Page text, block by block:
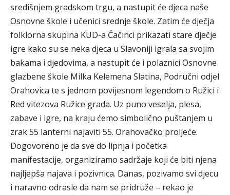
središnjem gradskom trgu, a nastupit će djeca naše
Osnovne škole i učenici srednje škole. Zatim će dječja
folklorna skupina KUD-a Čačinci prikazati stare dječje
igre kako su se neka djeca u Slavoniji igrala sa svojim
bakama i djedovima, a nastupit će i polaznici Osnovne
glazbene škole Milka Kelemena Slatina, Područni odjel
Orahovica te s jednom povijesnom legendom o Ružici i
Red vitezova Ružice grada. Uz puno veselja, plesa,
zabave i igre, na kraju ćemo simbolično puštanjem u
zrak 55 lanterni najaviti 55. Orahovačko proljeće.
Dogovoreno je da sve do lipnja i početka
manifestacije, organiziramo sadržaje koji će biti njena
najljepša najava i pozivnica. Danas, pozivamo svi djecu
i naravno odrasle da nam se pridruže – rekao je